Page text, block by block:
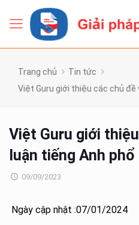
Trang chủ
Tin tức
Việt Guru giới thiệu các chủ đề
Việt Guru giới
luận tiếng Anh phổ
09/09/2023
Ngày cập nhật :07/01/2024